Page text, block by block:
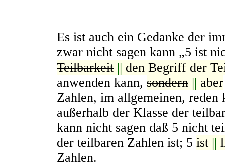
Es ist auch ein Gedanke der
zwar nicht sagen kann „5 ist
Teilbarkeit || den Begriff der
anwenden kann, sondern || aber
Zahlen, im allgemeinen, reden
außerhalb der Klasse der
kann nicht sagen daß 5 nicht
der teilbaren Zahlen ist; 5 ist ||
Zahlen.